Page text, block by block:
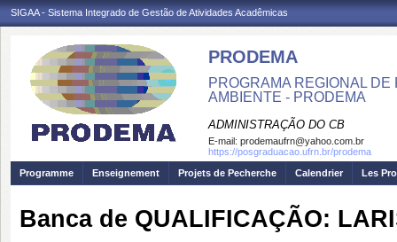
SIGAA - Sistema Integrado de Gestão de Atividades Acadêmicas
PRODEMA
PROGRAMA REGIONAL
AMBIENTE - PRODEMA
ADMINISTRAÇÃO DO CB
E-mail: prodemaufrn@yahoo.com.br
https://posgraduacao.ufrn.br/prodema
Programme
Enseignement Projets de Pecherche Calendrier Les
Banca de QUALIFICAÇÃO: